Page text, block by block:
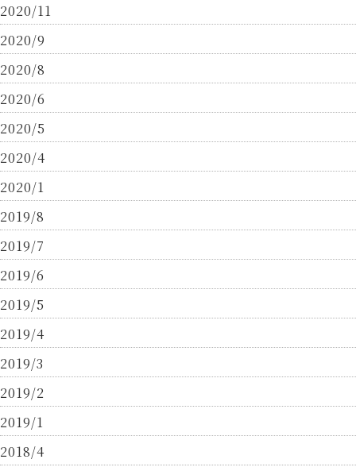
2020/11
2020/9
2020/8
2020/6
2020/5
2020/4
2020/1
2019/8
2019/7
2019/6
2019/5
2019/4
2019/3
2019/2
2019/1
2018/4